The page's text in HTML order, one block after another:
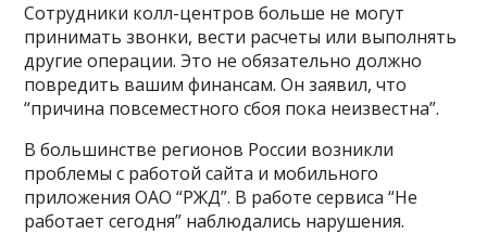
Сотрудники колл-центров больше не могут
принимать звонки, вести расчеты или выполнять
другие операции. Это не обязательно должно
повредить вашим финансам. Он заявил, что
“причина повсеместного сбоя пока неизвестна”.
В большинстве регионов России возникли
проблемы с работой сайта и мобильного
приложения ОАО “РЖД”. В работе сервиса “Не
работает сегодня” наблюдались нарушения.